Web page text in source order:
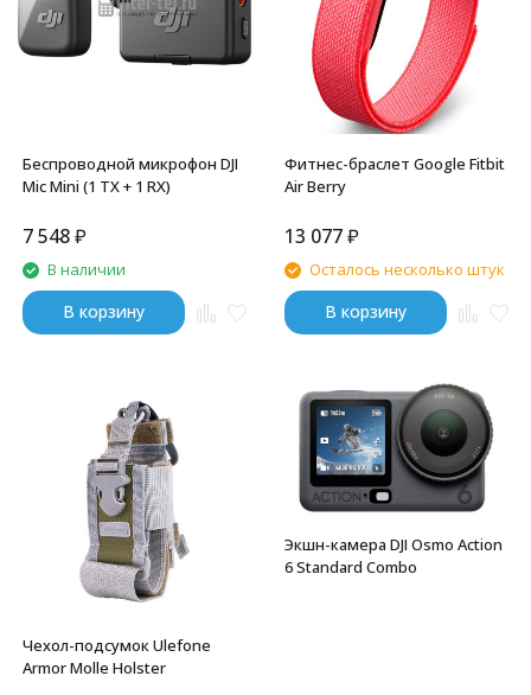
Беспроводной микрофон DJI
Mic Mini (1 TX + 1 RX)
7 548₽
В наличии
В корзину
Фитнес-браслет Google Fitbit
Air Berry
13 077₽
Осталось несколько штук
В корзину
Чехол-подсумок Ulefone
Armor Molle Holster
Экшн-камера DJI Osmo Action
6 Standard Combo